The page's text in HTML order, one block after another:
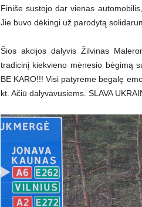
Finiše sustojo dar vienas
Jie buvo dėkingi už parodytą
Šios akcijos dalyvis Žilvinas
tradicinį kiekvieno mėnesio bėgimą
BE KARO!!! Visi patyrėme begalę
kt. Ačiū dalyvavusiems. SLAVA